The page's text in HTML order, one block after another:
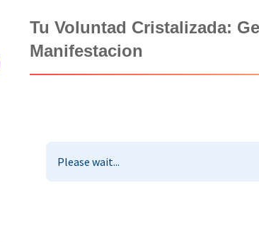
Tu Voluntad Cristalizada:
Manifestacion